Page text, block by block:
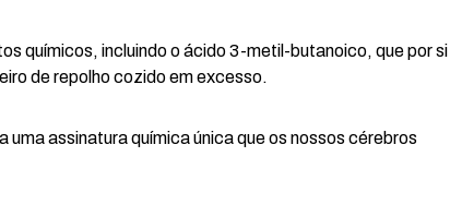
químicos, incluindo o ácido 3-metil-butanoico, que por si
de repolho cozido em excesso.
assinatura química única que os nossos cérebros